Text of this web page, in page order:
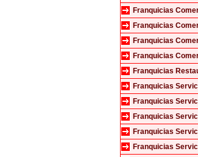
Franquicias
Franquicias
Franquicias
Franquicias
Franquicias
Franquicias
Franquicias
Franquicias
Franquicias
Franquicias